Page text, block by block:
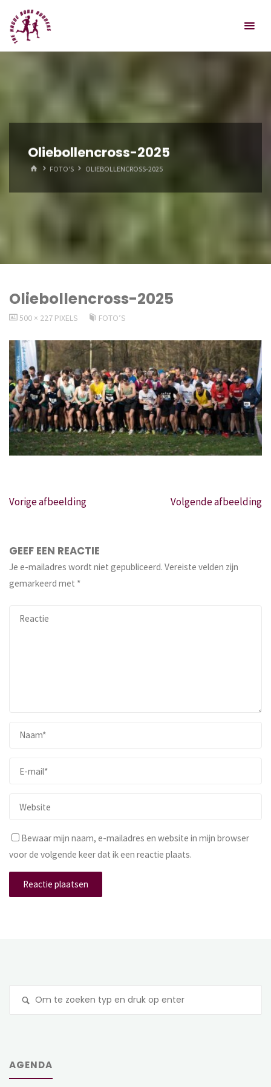
Spring
naar
inhoud
Oliebollencross-2025
HOMEFOTO'S OLIEBOLLENCROSS-2025
Oliebollencross-2025
VOLLEDIGE
500 × 227 PIXELS FOTO’S
Vorige afbeelding Volgende afbeelding
GEEF EEN REACTIE
Je e-mailadres wordt niet gepubliceerd. Vereiste velden zijn
gemarkeerd met *
Bewaar mijn naam, e-mailadres en website in mijn browser
voor de volgende keer dat ik een reactie plaats.
AGENDA